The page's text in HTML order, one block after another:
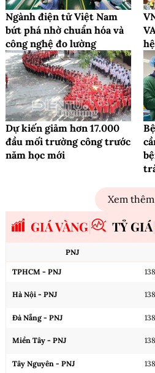
Ngành điện tử Việt Nam
bứt phá nhờ chuẩn hóa và
công nghệ đo lường
Dự kiến giảm hơn 17.000
đầu mối trường công trước
năm học mới
Xem thêm
GIÁ VÀNG TỶ GIÁ
PNJ
TPHCM - PNJ
Hà Nội - PNJ
Đà Nẵng - PNJ
Miền Tây - PNJ
Tây Nguyên - PNJ